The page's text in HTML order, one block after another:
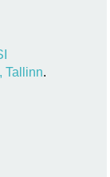
Tallinn.